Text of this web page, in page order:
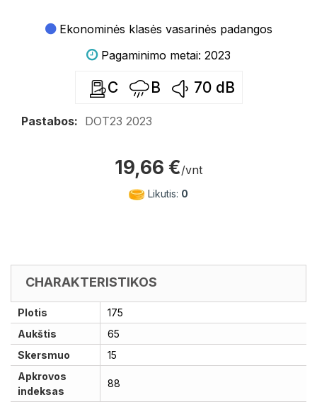
Ekonominės klasės vasarinės padangos
Pagaminimo metai: 2023
C B 70 dB
Pastabos: DOT23 2023
19,66 €/vnt
Likutis: 0
CHARAKTERISTIKOS
Plotis
175
Aukštis
65
Skersmuo
15
Apkrovos
indeksas
88